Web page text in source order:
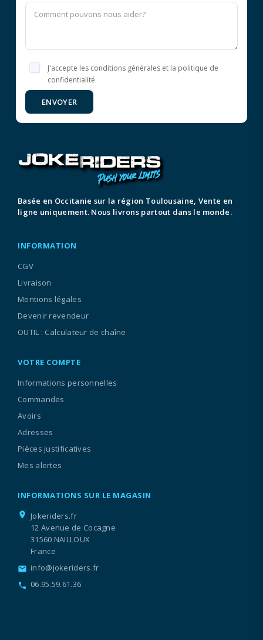
J'accepte les conditions générales et la politique de
confidentialité
ENVOYER
Basée en Occitanie sur la région Toulousaine, Vente en
ligne uniquement. Nous livrons partout dans le monde.
INFORMATION
CGV
Livraison
Mentions légales
Devenir revendeur
OUTIL : Calculateur de chaîne
VOTRE COMPTE
Informations personnelles
Commandes
Avoirs
Adresses
Pièces justificatives
Mes alertes
INFORMATIONS SUR LE MAGASIN
location_on
Jokeriders.fr
12 Avenue de Cocagne
31560 NAILLOUX
France
email info@jokeriders.fr
call 06.95.59.61.36